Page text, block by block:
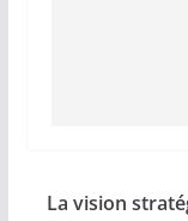
La vision